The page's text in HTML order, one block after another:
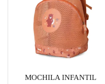
MOCHILA INFANTIL